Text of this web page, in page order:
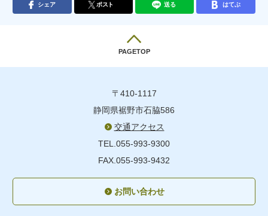
シェア ポスト 送る はてぶ
PAGETOP
〒410-1117
静岡県裾野市石脇586
交通アクセス
TEL.055-993-9300
FAX.055-993-9432
お問い合わせ